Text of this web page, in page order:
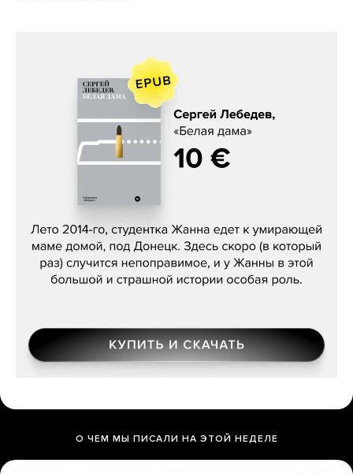
Сергей Лебедев, «Белая дама»
О ЧЕМ МЫ ПИСАЛИ НА ЭТОЙ НЕДЕЛЕ